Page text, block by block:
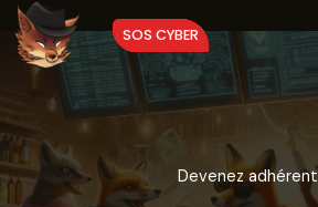
Aller
au
contenu
SOS CYBER
Devenez adhérent